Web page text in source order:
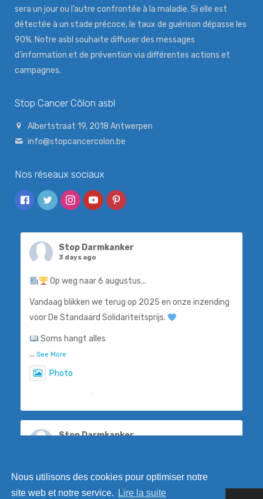
Nous utilisons des cookies pour optimiser notre
site web et notre service.
Lire la suite
sera un jour ou l’autre confrontée à la maladie. Si elle est
détectée à un stade précoce, le taux de guérison dépasse les
90%. Notre asbl souhaite diffuser des messages
d’information et de prévention via différentes actions et
campagnes.
Stop Cancer Côlon asbl
Albertstraat 19, 2018 Antwerpen
info@stopcancercolon.be
Nos réseaux sociaux
Stop Darmkanker
3 days ago
Op weg naar 6 augustus...
Vandaag blikken we terug op 2025 en onze inzending
voor De Standaard Solidariteitsprijs.
Soms hangt alles
... See More
Photo
·
Stop Darmkanker
geen ander hoe belangrijk vroegtijdige opsporing is.